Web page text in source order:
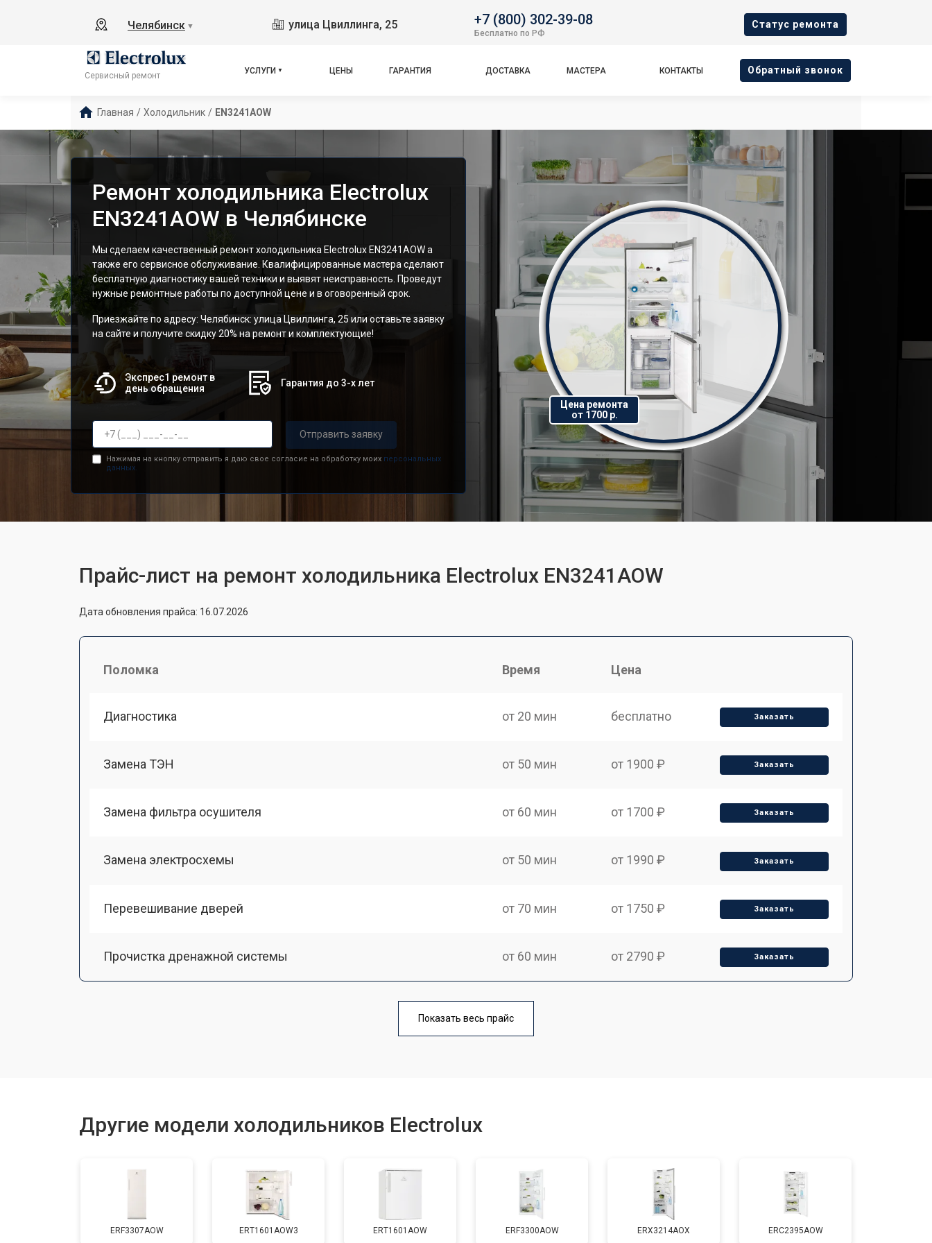
Челябинск ▼ улица Цвиллинга, 25 +7 (800) 302-39-08
Бесплатно по РФ
Cтатус ремонта
Сервисный ремонт
УСЛУГИ ЦЕНЫ ГАРАНТИЯ ДОСТАВКА МАСТЕРА КОНТАКТЫ Oбратный звонок
Главная / Холодильник / EN3241AOW
Ремонт холодильника Electrolux
EN3241AOW в Челябинске
Мы сделаем качественный ремонт холодильника Electrolux EN3241AOW а
также его сервисное обслуживание. Квалифицированные мастера сделают
бесплатную диагностику вашей техники и выявят неисправность. Проведут
нужные ремонтные работы по доступной цене и в оговоренный срок.
Приезжайте по адресу: Челябинск: улица Цвиллинга, 25 или оставьте заявку
на сайте и получите скидку 20% на ремонт и комплектующие!
Экспрес1 ремонт в
день обращения
Гарантия до 3-х лет
Отправить заявку
Нажимая на кнопку отправить я даю свое согласие на обработку моих персональных
данных.
Цена ремонта
от 1700 р.
Прайс-лист на ремонт холодильника Electrolux EN3241AOW
Дата обновления прайса: 16.07.2026
Поломка Время Цена
Диагностика от 20 мин бесплатно Заказать
Замена ТЭН от 50 мин от 1900 ₽ Заказать
Замена фильтра осушителя от 60 мин от 1700 ₽ Заказать
Замена электросхемы от 50 мин от 1990 ₽ Заказать
Перевешивание дверей от 70 мин от 1750 ₽ Заказать
Прочистка дренажной системы от 60 мин от 2790 ₽ Заказать
от 60 мин
от 70 мин от 1810 ₽ Заказать
Показать весь прайс
Другие модели холодильников Electrolux
ERF3307AOW ERT1601AOW3 ERT1601AOW ERF3300AOW ERX3214AOX ERC2395AOW